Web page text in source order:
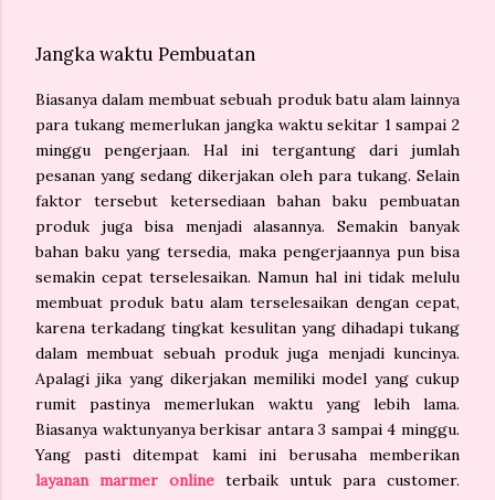
Jangka waktu Pembuatan
Biasanya dalam membuat sebuah produk batu alam lainnya
para tukang memerlukan jangka waktu sekitar 1 sampai 2
minggu pengerjaan. Hal ini tergantung dari jumlah
pesanan yang sedang dikerjakan oleh para tukang. Selain
faktor tersebut ketersediaan bahan baku pembuatan
produk juga bisa menjadi alasannya. Semakin banyak
bahan baku yang tersedia, maka pengerjaannya pun bisa
semakin cepat terselesaikan. Namun hal ini tidak melulu
membuat produk batu alam terselesaikan dengan cepat,
karena terkadang tingkat kesulitan yang dihadapi tukang
dalam membuat sebuah produk juga menjadi kuncinya.
Apalagi jika yang dikerjakan memiliki model yang cukup
rumit pastinya memerlukan waktu yang lebih lama.
Biasanya waktunyanya berkisar antara 3 sampai 4 minggu.
Yang pasti ditempat kami ini berusaha memberikan
layanan marmer online terbaik untuk para customer.